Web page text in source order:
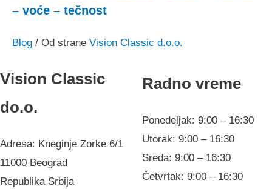
– voće – tečnost
Blog / Od strane Vision Classic d.o.o.
Vision Classic
do.o.
Adresa: Kneginje Zorke 6/1
11000 Beograd
Republika Srbija
Radno vreme
Ponedeljak: 9:00 – 16:30
Utorak: 9:00 – 16:30
Sreda: 9:00 – 16:30
Četvrtak: 9:00 – 16:30